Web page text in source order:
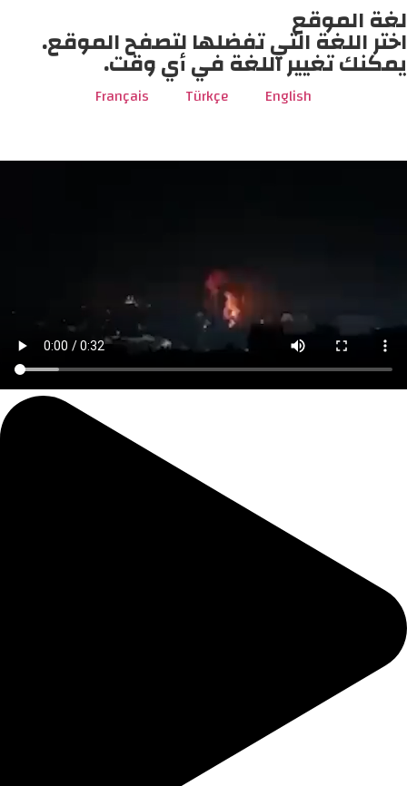
لغة الموقع
اختر اللغة التي تفضلها لتصفح الموقع.
يمكنك تغيير اللغة في أي وقت.
English
Türkçe
Français